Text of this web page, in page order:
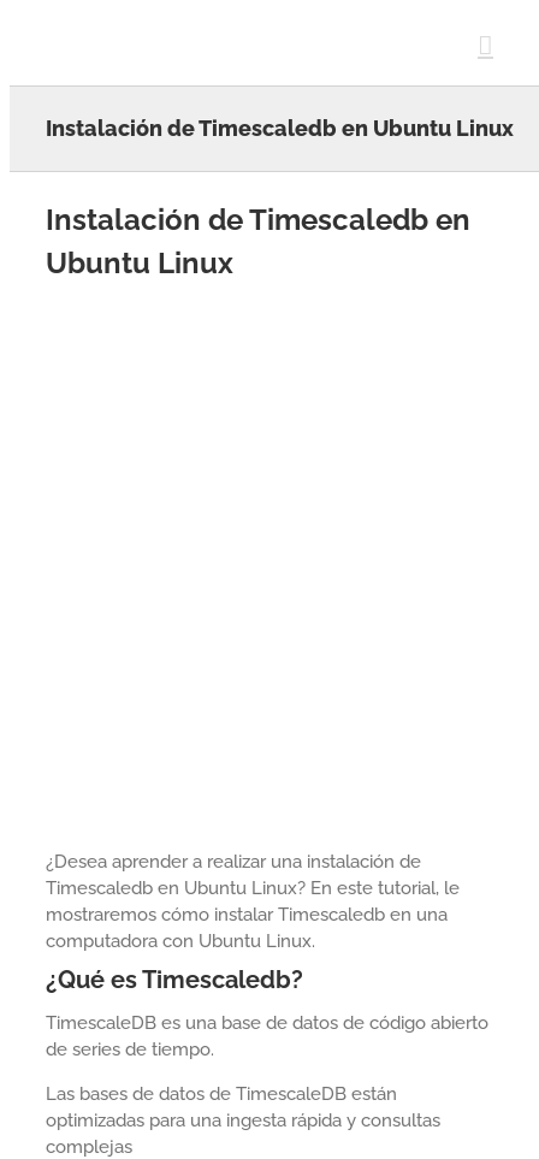
Instalación de Timescaledb en Ubuntu Linux
Instalación de Timescaledb en
Ubuntu Linux
¿Desea aprender a realizar una instalación de
Timescaledb en Ubuntu Linux? En este tutorial, le
mostraremos cómo instalar Timescaledb en una
computadora con Ubuntu Linux.
¿Qué es Timescaledb?
TimescaleDB es una base de datos de código abierto
de series de tiempo.
Las bases de datos de TimescaleDB están
optimizadas para una ingesta rápida y consultas
complejas